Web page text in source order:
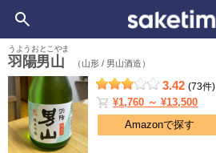
羽陽男山
うようおとこやま
（山形 / 男山酒造）
3.42 (73件)
shopping_cart ¥1,760 ～ ¥13,500
Amazonで探す